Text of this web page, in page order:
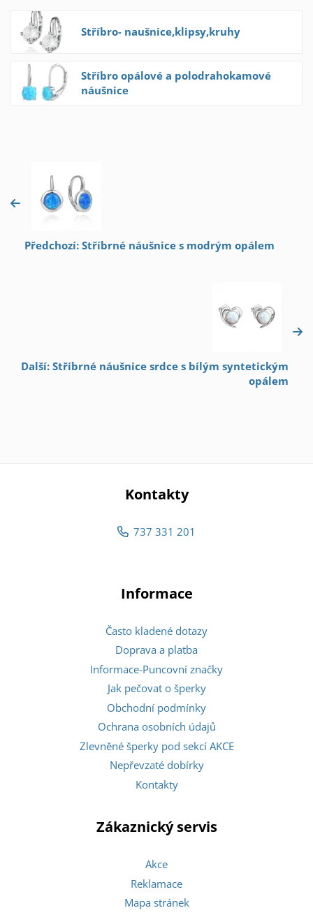
Stříbro- naušnice,klipsy,kruhy
Stříbro opálové a polodrahokamové
náušnice
Předchozí: Stříbrné náušnice s modrým opálem
Další: Stříbrné náušnice srdce s bílým syntetickým
opálem
Kontakty
737 331 201
Informace
Často kladené dotazy
Doprava a platba
Informace-Puncovní značky
Jak pečovat o šperky
Obchodní podmínky
Ochrana osobních údajů
Zlevněné šperky pod sekcí AKCE
Nepřevzaté dobírky
Kontakty
Zákaznický servis
Akce
Reklamace
Mapa stránek